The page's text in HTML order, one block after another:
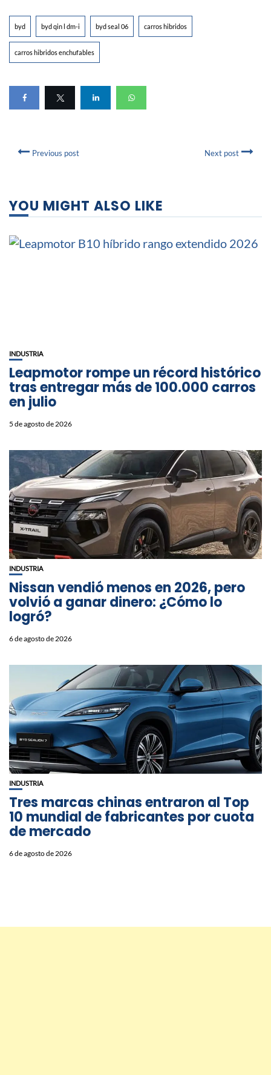
byd byd qin l dm-i byd seal 06 carros hibridos
carros hibridos enchufables
Previous post Next post
YOU MIGHT ALSO LIKE
INDUSTRIA
Leapmotor rompe un récord histórico
tras entregar más de 100.000 carros
en julio
5 de agosto de 2026
INDUSTRIA
Nissan vendió menos en 2026, pero
volvió a ganar dinero: ¿Cómo lo
logró?
6 de agosto de 2026
INDUSTRIA
Tres marcas chinas entraron al Top
10 mundial de fabricantes por cuota
de mercado
6 de agosto de 2026